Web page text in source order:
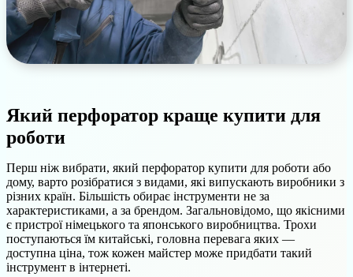
Який перфоратор краще купити для
роботи
Перш ніж вибрати, який перфоратор купити для роботи або
дому, варто розібратися з видами, які випускають виробники з
різних країн. Більшість обирає інструменти не за
характеристиками, а за брендом. Загальновідомо, що якісними
є пристрої німецького та японського виробництва. Трохи
поступаються їм китайські, головна перевага яких —
доступна ціна, тож кожен майстер може придбати такий
інструмент в інтернеті.